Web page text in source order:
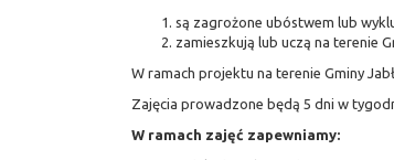
są zagrożone ubóstwem lub
zamieszkują lub uczą na terenie
W ramach projektu na terenie Gminy
Zajęcia prowadzone będą 5 dni w
W ramach zajęć zapewniamy: